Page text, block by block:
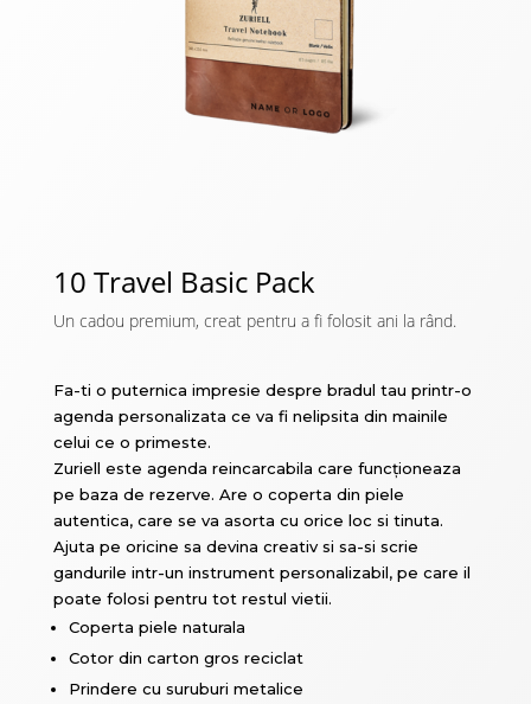
10 Travel Basic Pack
Un cadou premium, creat pentru a fi folosit ani la rând.
Fa-ti o puternica impresie despre bradul tau printr-o
agenda personalizata ce va fi nelipsita din mainile
celui ce o primeste.
Zuriell este agenda reincarcabila care funcționeaza
pe baza de rezerve. Are o coperta din piele
autentica, care se va asorta cu orice loc si tinuta.
Ajuta pe oricine sa devina creativ si sa-si scrie
gandurile intr-un instrument personalizabil, pe care il
poate folosi pentru tot restul vietii.
Coperta piele naturala
Cotor din carton gros reciclat
Prindere cu suruburi metalice